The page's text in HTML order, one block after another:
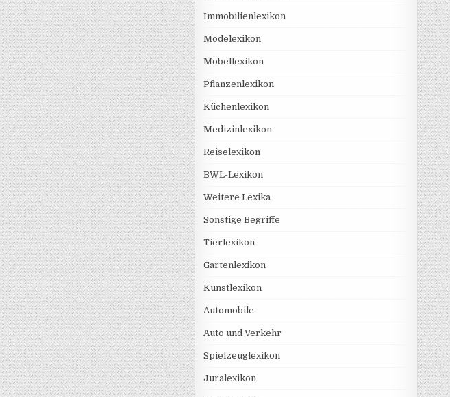
Immobilienlexikon
Modelexikon
Möbellexikon
Pflanzenlexikon
Küchenlexikon
Medizinlexikon
Reiselexikon
BWL-Lexikon
Weitere Lexika
Sonstige Begriffe
Tierlexikon
Gartenlexikon
Kunstlexikon
Automobile
Auto und Verkehr
Spielzeuglexikon
Juralexikon